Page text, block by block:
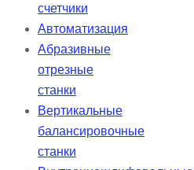
счетчики
Автоматизация
Абразивные
отрезные
станки
Вертикальные
балансировочные
станки